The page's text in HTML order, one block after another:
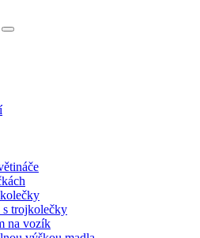
s trojkolečky
na vozík